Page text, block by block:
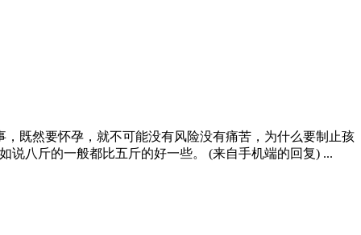
既然要怀孕，就不可能没有风险没有痛苦，为什么要制止孩
说八斤的一般都比五斤的好一些。 (来自手机端的回复) ...